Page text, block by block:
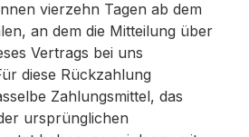
vierzehn Tagen ab dem
an dem die Mitteilung über
Vertrags bei uns
diese Rückzahlung
Zahlungsmittel, das
ursprünglichen